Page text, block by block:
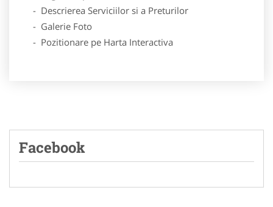
- Descrierea Serviciilor si a Preturilor
- Galerie Foto
- Pozitionare pe Harta Interactiva
Facebook